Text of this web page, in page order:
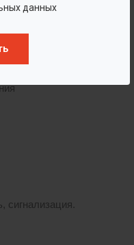
данных
сигнализация.